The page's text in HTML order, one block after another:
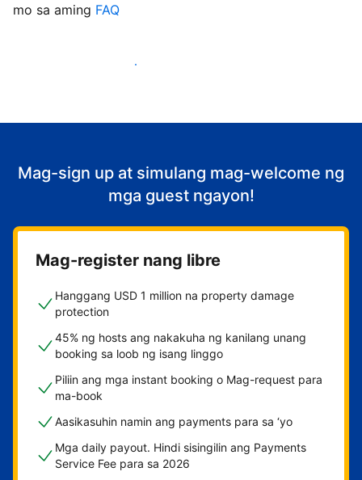
mo sa aming FAQ
Simulang i-welcome ang mga guest
Mag-sign up at simulang mag-welcome ng
mga guest ngayon!
Mag-register nang libre
Hanggang USD 1 million na property damage
protection
45% ng hosts ang nakakuha ng kanilang unang
booking sa loob ng isang linggo
Piliin ang mga instant booking o Mag-request para
ma-book
Aasikasuhin namin ang payments para sa ‘yo
Mga daily payout. Hindi sisingilin ang Payments
Service Fee para sa 2026